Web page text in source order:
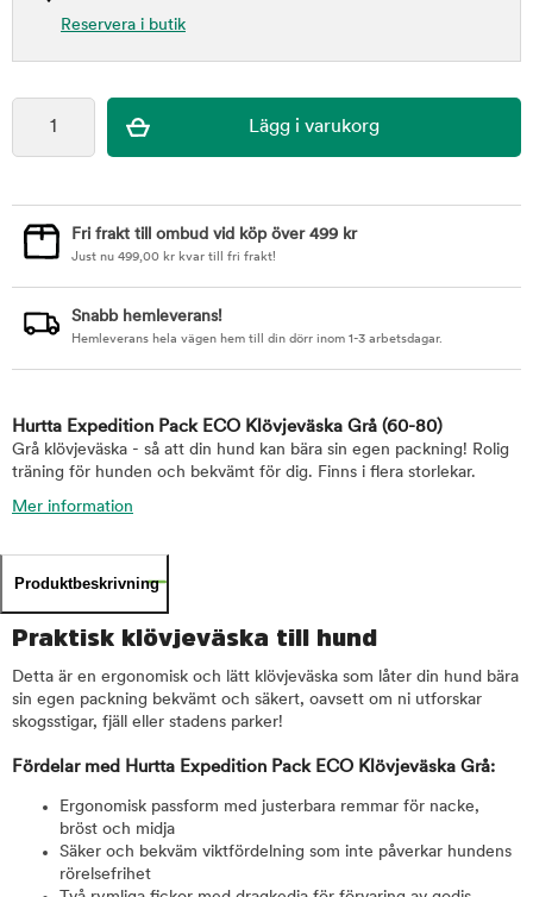
Reservera i butik
Fri frakt till ombud vid köp över 499 kr
Just nu 499,00 kr kvar till fri frakt!
Snabb hemleverans!
Hemleverans hela vägen hem till din dörr inom 1-3 arbetsdagar.
Hurtta Expedition Pack ECO Klövjeväska Grå (60-80)
Grå klövjeväska - så att din hund kan bära sin egen packning! Rolig
träning för hunden och bekvämt för dig. Finns i flera storlekar.
Mer information
Produktbeskrivning
Praktisk klövjeväska till hund
Detta är en ergonomisk och lätt klövjeväska som låter din hund bära
sin egen packning bekvämt och säkert, oavsett om ni utforskar
skogsstigar, fjäll eller stadens parker!
Fördelar med Hurtta Expedition Pack ECO Klövjeväska Grå:
Ergonomisk passform med justerbara remmar för nacke,
bröst och midja
Säker och bekväm viktfördelning som inte påverkar hundens
rörelsefrihet